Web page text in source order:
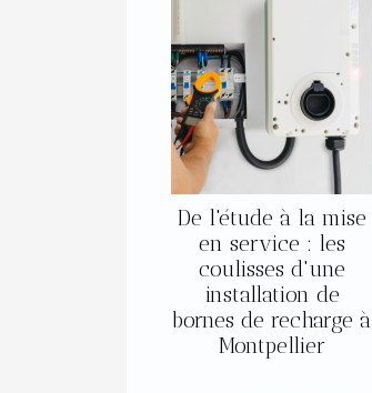
De l'étude à la mise
en service : les
coulisses d'une
installation de
bornes de recharge à
Montpellier